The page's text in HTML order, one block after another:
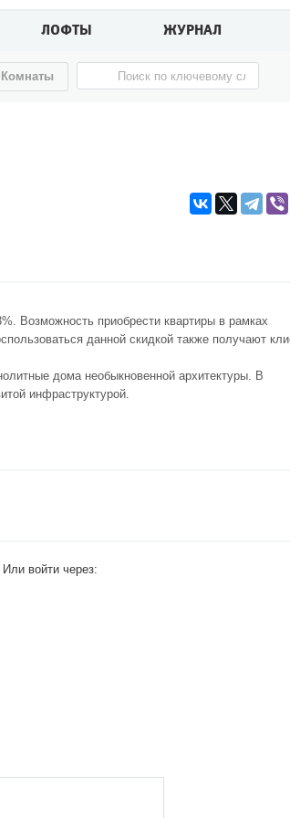
ЛОФТЫ ЖУРНАЛ
Комнаты
Возможность приобрести квартиры в рамках
данной скидкой также получают
дома необыкновенной архитектуры. В
инфраструктурой.
Или войти через: